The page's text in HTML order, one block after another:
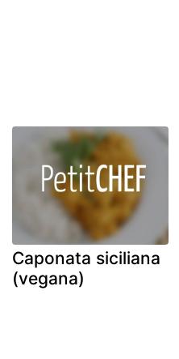
Caponata siciliana
(vegana)